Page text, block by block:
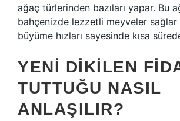
ağaç türlerinden bazıları yapar. Bu
bahçenizde lezzetli meyveler sağlar
büyüme hızları sayesinde kısa
YENI DIKILEN
TUTTUĞU NASIL
ANLAŞILIR?